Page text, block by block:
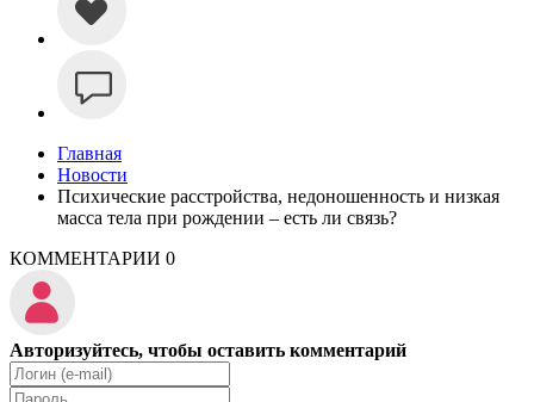
Главная
Новости
Психические расстройства, недоношенность и низкая
масса тела при рождении – есть ли связь?
КОММЕНТАРИИ 0
Авторизуйтесь, чтобы оставить комментарий